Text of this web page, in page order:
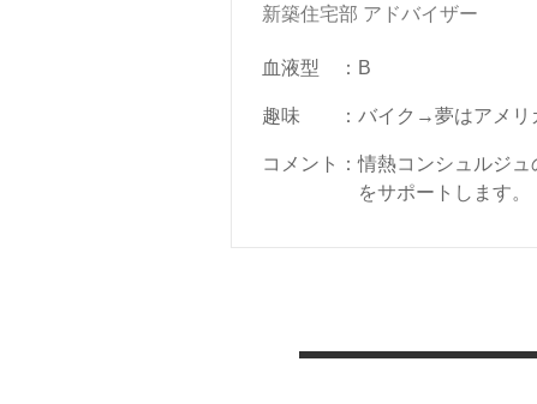
新築住宅部 アドバイザー
血液型 ： B
趣味 ： バイク→夢はアメリ
コメント ：情熱コンシュルジ
をサポートします。